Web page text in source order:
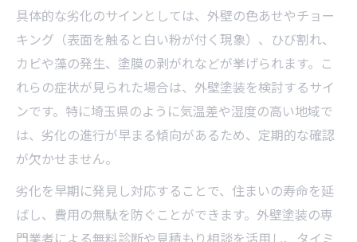
具体的な劣化のサインとしては、外壁の色あせやチョー
キング（表面を触ると白い粉が付く現象）、ひび割れ、
カビや藻の発生、塗膜の剥がれなどが挙げられます。こ
れらの症状が見られた場合は、外壁塗装を検討するサイ
ンです。特に埼玉県のように気温差や湿度の高い地域で
は、劣化の進行が早まる傾向があるため、定期的な確認
が欠かせません。
劣化を早期に発見し対応することで、住まいの寿命を延
ばし、費用の無駄を防ぐことができます。外壁塗装の専